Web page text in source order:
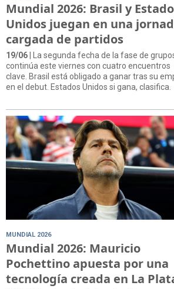
Mundial 2026: Brasil y
Unidos juegan en una
cargada de partidos
19/06 | La segunda fecha de la fase de
continúa este viernes con cuatro encuentros
clave. Brasil está obligado a ganar tras su
en el debut. Estados Unidos si gana, clasifica.
MUNDIAL 2026
Mundial 2026: Mauricio
Pochettino apuesta por una
tecnología creada en La